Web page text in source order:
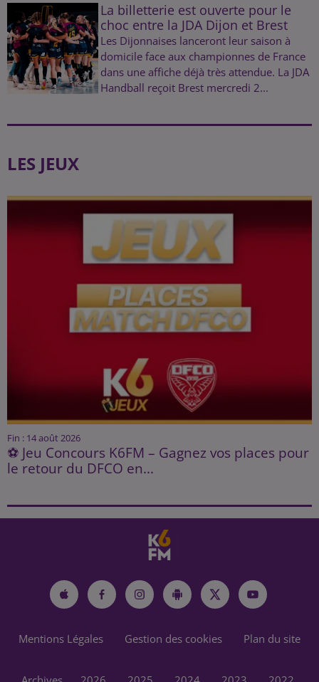
La billetterie est ouverte pour le
choc entre la JDA Dijon et Brest
Les Dijonnaises lanceront leur saison à
domicile face aux championnes de France
dans une affiche déjà très attendue. La JDA
Handball reçoit Brest mercredi 2...
LES JEUX
Fin : 14 août 2026
⚽ Jeu Concours K6FM – Gagnez vos places pour
le retour du DFCO en...
Mentions Légales Gestion des cookies Plan du site